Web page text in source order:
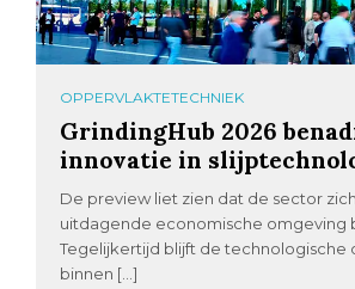
OPPERVLAKTETECHNIEK
GrindingHub 2026
innovatie in
De preview liet zien dat de sector
uitdagende economische omgeving
Tegelijkertijd blijft de technologische
binnen […]